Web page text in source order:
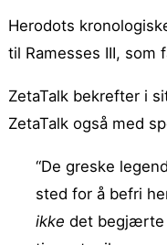
Herodots
til Ramesses III,
ZetaTalk bekrefter i
ZetaTalk også med
“De greske
sted for å befri
ikke det begjærte